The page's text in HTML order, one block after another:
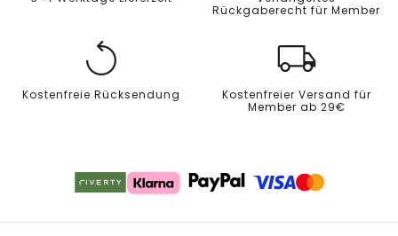
Rückgaberecht für Member
Kostenfreie Rücksendung
Kostenfreier Versand für
Member ab 29€